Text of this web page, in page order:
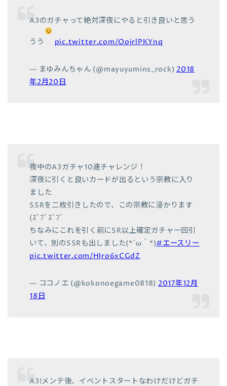
A3のガチャって絶対深夜にやると引き良いと思う
うう pic.twitter.com/OojrlPKYnq
— まゆみんちゃん (@mayuyumins_rock) 2018
年2月20日
夜中のA3ガチャ10連チャレンジ！
深夜に引くと良いカードが出るという宗教に入り
ました
SSRを二枚引きしたので、この宗教に浸かります
(ｽﾞﾌﾞｽﾞﾌﾞ
ちなみにこれを引く前にSR以上確定ガチャ一回引
いて、別のSSRも出しました(*´ω｀*)#エースリー
pic.twitter.com/HJro6xCGdZ
— ココノエ (@kokonoegame0818) 2017年12月
18日
A3!メンテ後、イベントスタートなわけだけどガチ